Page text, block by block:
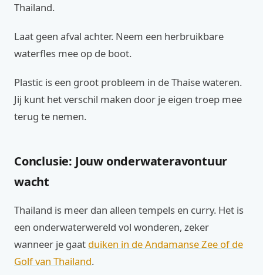
Thailand.
Laat geen afval achter. Neem een herbruikbare
waterfles mee op de boot.
Plastic is een groot probleem in de Thaise wateren.
Jij kunt het verschil maken door je eigen troep mee
terug te nemen.
Conclusie: Jouw onderwateravontuur
wacht
Thailand is meer dan alleen tempels en curry. Het is
een onderwaterwereld vol wonderen, zeker
wanneer je gaat duiken in de Andamanse Zee of de
Golf van Thailand.